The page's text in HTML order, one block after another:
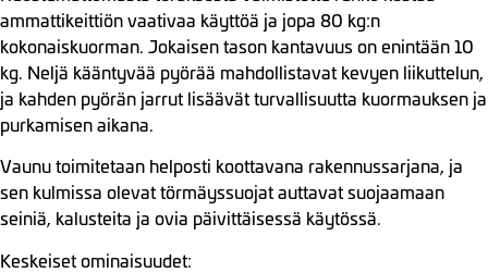
ammattikeittiön vaativaa käyttöä ja jopa 80 kg:n
kokonaiskuorman. Jokaisen tason kantavuus on enintään 10
kg. Neljä kääntyvää pyörää mahdollistavat kevyen liikuttelun,
ja kahden pyörän jarrut lisäävät turvallisuutta kuormauksen ja
purkamisen aikana.
Vaunu toimitetaan helposti koottavana rakennussarjana, ja
sen kulmissa olevat törmäyssuojat auttavat suojaamaan
seiniä, kalusteita ja ovia päivittäisessä käytössä.
Keskeiset ominaisuudet: